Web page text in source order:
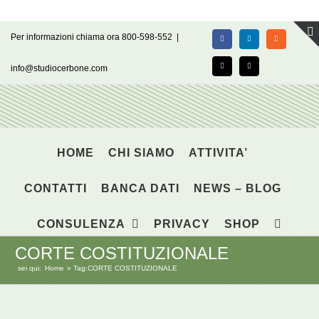
contenuto
Per informazioni chiama ora 800-598-552
info@studiocerbone.com
FacebookLinkedIn Rss
X Email
HOME CHI SIAMO ATTIVITA’
CONTATTI BANCA DATI NEWS – BLOG
CONSULENZA PRIVACY SHOP
CORTE COSTITUZIONALE
sei qui: Home Tag:CORTE COSTITUZIONALE